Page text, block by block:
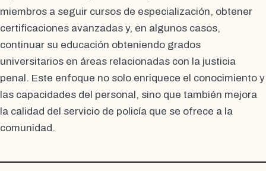
miembros a seguir cursos de especialización, obtener
certificaciones avanzadas y, en algunos casos,
continuar su educación obteniendo grados
universitarios en áreas relacionadas con la justicia
penal. Este enfoque no solo enriquece el conocimiento y
las capacidades del personal, sino que también mejora
la calidad del servicio de policía que se ofrece a la
comunidad.